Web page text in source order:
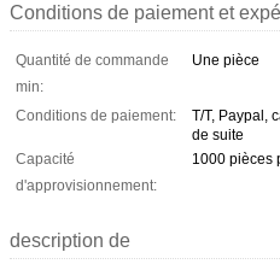
Conditions de paiement et
Quantité de commande
min:
Une pièce
Conditions de paiement:
T/T, Paypal,
de suite
Capacité
d'approvisionnement:
1000 pièces
description de